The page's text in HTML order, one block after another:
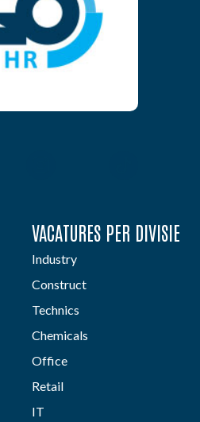
VACATURES PER DIVISIE
Industry
Construct
Technics
Chemicals
Office
Retail
IT